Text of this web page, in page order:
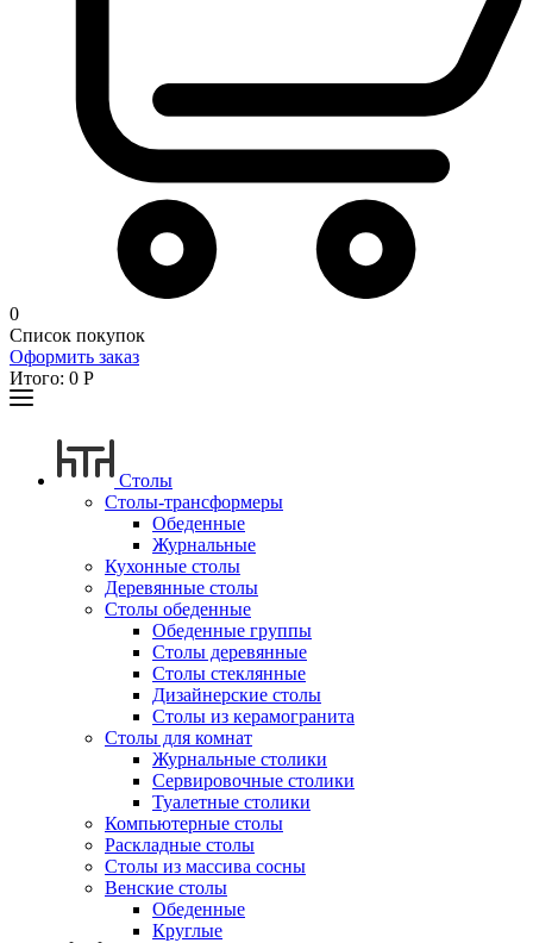
0
Список покупок
Оформить заказ
Итого: 0 Р
Столы
Столы-трансформеры
Обеденные
Журнальные
Кухонные столы
Деревянные столы
Столы обеденные
Обеденные группы
Столы деревянные
Столы стеклянные
Дизайнерские столы
Столы из керамогранита
Столы для комнат
Журнальные столики
Сервировочные столики
Туалетные столики
Компьютерные столы
Раскладные столы
Столы из массива сосны
Венские столы
Обеденные
Круглые